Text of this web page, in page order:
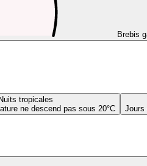
Brebis
Nuits tropicales
ne descend pas sous 20°C
Jours